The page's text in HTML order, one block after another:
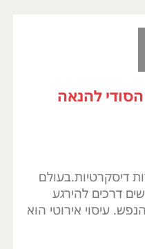
הסודי להנאה
דיסקרטיות.בעולם
דרכים להירגע
עיסוי אירוטי הוא